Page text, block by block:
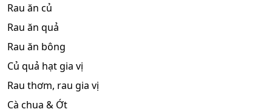
Rau ăn củ
Rau ăn quả
Rau ăn bông
Củ quả hạt gia vị
Rau thơm, rau gia vị
Cà chua & Ớt